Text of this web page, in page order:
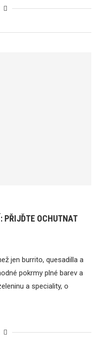
PŘIJĎTE OCHUTNAT
jen burrito, quesadilla a
pokrmy plné barev a
a speciality, o